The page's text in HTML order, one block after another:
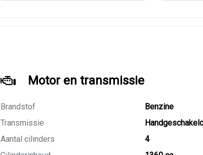
Motor en transmissie
Brandstof
Benzine
Transmissie
Aantal cilinders
4